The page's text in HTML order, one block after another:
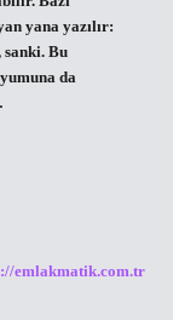
yana yazılır:
sanki. Bu
da
emlakmatik.com.tr